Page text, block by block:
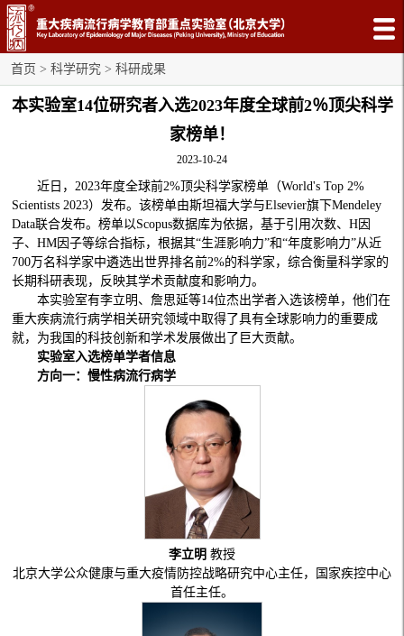
首页 > 科学研究 > 科研成果
本实验室14位研究者入选2023年度全球前2％顶尖科学
家榜单！
2023-10-24
近日，2023年度全球前2%顶尖科学家榜单（World's Top 2%
Scientists 2023）发布。该榜单由斯坦福大学与Elsevier旗下Mendeley
Data联合发布。榜单以Scopus数据库为依据，基于引用次数、H因
子、HM因子等综合指标，根据其“生涯影响力”和“年度影响力”从近
700万名科学家中遴选出世界排名前2%的科学家，综合衡量科学家的
长期科研表现，反映其学术贡献度和影响力。
本实验室有李立明、詹思延等14位杰出学者入选该榜单，他们在
重大疾病流行病学相关研究领域中取得了具有全球影响力的重要成
就，为我国的科技创新和学术发展做出了巨大贡献。
实验室入选榜单学者信息
方向一：慢性病流行病学
李立明 教授
北京大学公众健康与重大疫情防控战略研究中心主任，国家疾控中心
首任主任。